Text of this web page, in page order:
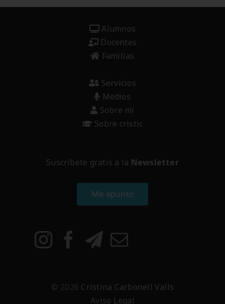
Alumnos
Docentes
Familias
Servicios
Medios
Sobre mí
Sobre cristic
Suscríbete gratis a la Newsletter
Me apunto
© 2026 Cristina Carbonell Valls
Aviso Legal